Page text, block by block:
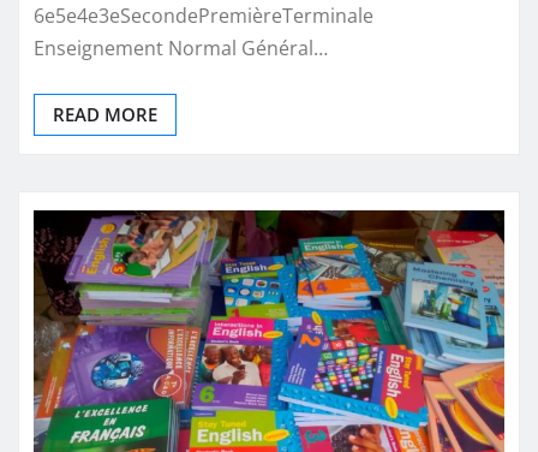
6e5e4e3eSecondePremièreTerminale
Enseignement Normal Général…
READ MORE